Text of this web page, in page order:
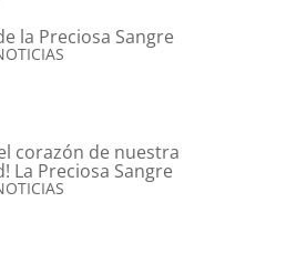
la Preciosa Sangre
corazón de nuestra
La Preciosa Sangre